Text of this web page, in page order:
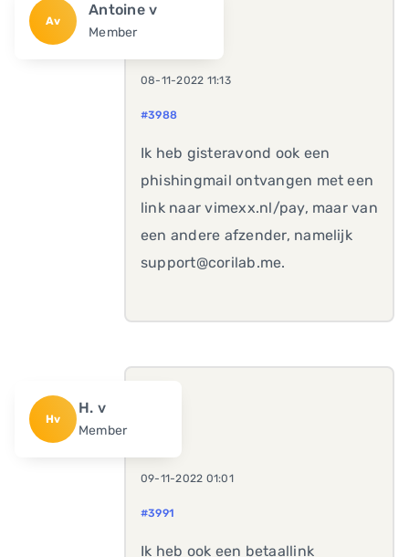
Av
Antoine v
Member
08-11-2022 11:13
#3988
Ik heb gisteravond ook een
phishingmail ontvangen met een
link naar vimexx.nl/pay, maar van
een andere afzender, namelijk
support@corilab.me.
Hv
H. v
Member
09-11-2022 01:01
#3991
Ik heb ook een betaallink